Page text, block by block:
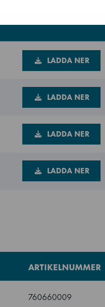
LADDA NER
LADDA NER
LADDA NER
LADDA NER
ARTIKELNUMMER
760660009